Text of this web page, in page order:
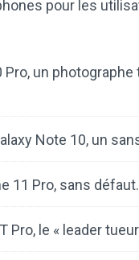
pour les
Pro, un photographe
Note 10, un
11 Pro, sans
Pro, le « leader